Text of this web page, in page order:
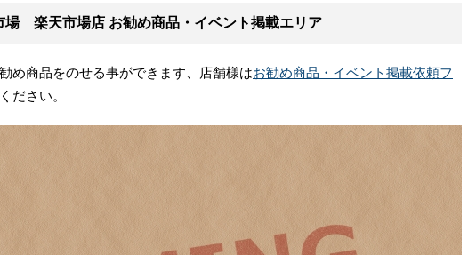
場 楽天市場店 お勧め商品・イベント掲載エリア
め商品をのせる事ができます、店舗様はお勧め商品・イベント掲載依頼フ
ださい。